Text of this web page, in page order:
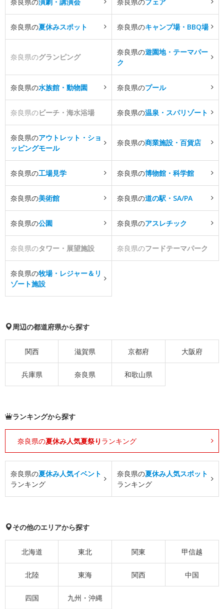
奈良県の夏休みスポット 奈良県のキャンプ場・BBQ場
奈良県のグランピング
奈良県の遊園地・テーマパー
ク
奈良県の水族館・動物園 奈良県のプール
奈良県のビーチ・海水浴場 奈良県の温泉・スパリゾート
奈良県のアウトレット・ショ
ッピングモール
奈良県の商業施設・百貨店
奈良県の工場見学 奈良県の博物館・科学館
奈良県の美術館 奈良県の道の駅・SA/PA
奈良県の公園 奈良県のアスレチック
奈良県のタワー・展望施設 奈良県のフードテーマパーク
奈良県の牧場・レジャー＆リ
ゾート施設
周辺の都道府県から探す
関西 滋賀県 京都府 大阪府
兵庫県 奈良県 和歌山県
ランキングから探す
奈良県の夏休み人気夏祭り ランキング
奈良県の夏休み人気イベント
ランキング
奈良県の夏休み人気スポット
ランキング
その他のエリアから探す
北海道 東北 関東 甲信越
北陸 東海 関西 中国
四国 九州・沖縄